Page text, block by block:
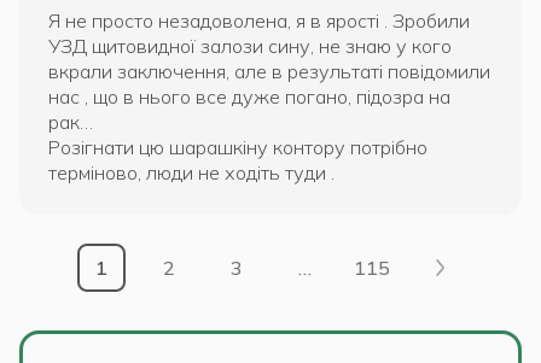
Я не просто незадоволена, я в ярості . Зробили
УЗД щитовидної залози сину, не знаю у кого
вкрали заключення, але в результаті повідомили
нас , що в нього все дуже погано, підозра на
рак…
Розігнати цю шарашкіну контору потрібно
терміново, люди не ходіть туди .
1 2 3 115